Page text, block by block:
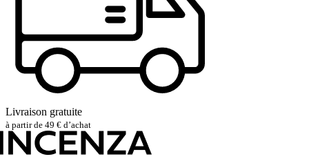
Livraison gratuite
à partir de 49 € d’achat